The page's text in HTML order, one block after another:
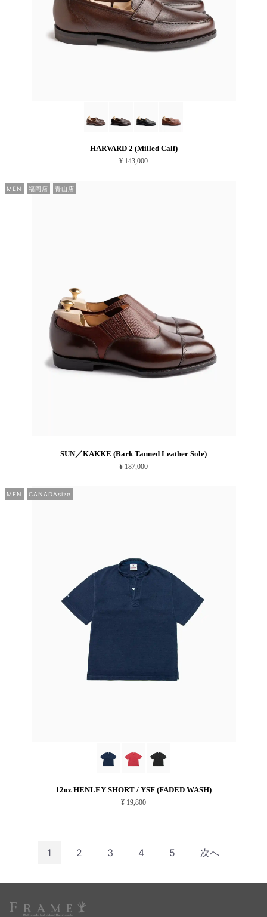
HARVARD 2 (Milled Calf)
¥ 143,000
MEN 福岡店 青山店
SUN／KAKKE (Bark Tanned Leather Sole)
¥ 187,000
MEN CANADAsize
12oz HENLEY SHORT / YSF (FADED WASH)
¥ 19,800
1 2 3 4 5 次へ